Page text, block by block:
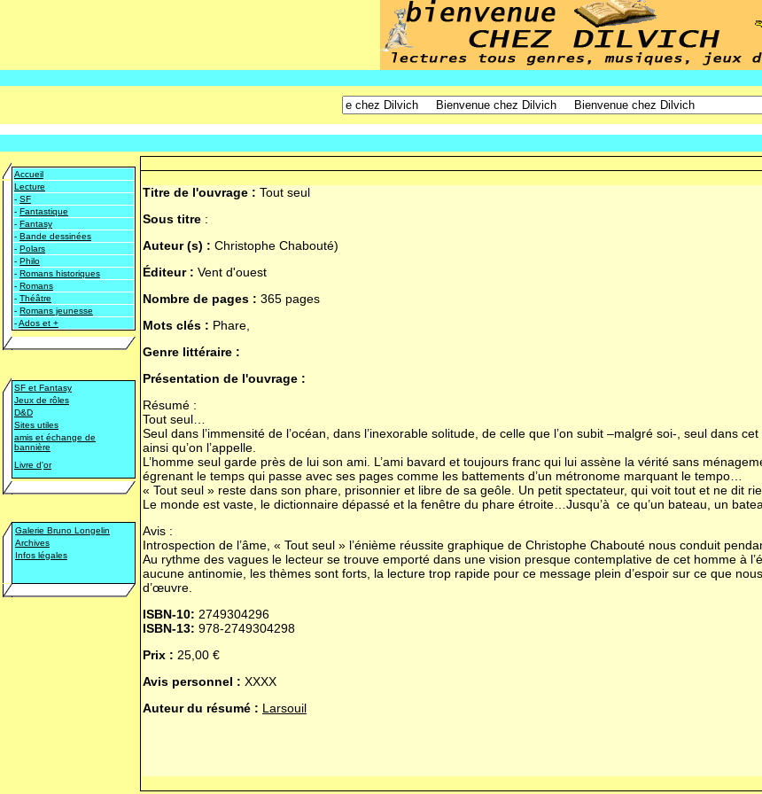
Accueil
Lecture
- SF
- Fantastique
- Fantasy
- Bande dessinées
- Polars
- Philo
- Romans historiques
- Romans
- Théâtre
- Romans jeunesse
-Ados et +
SF et Fantasy
Jeux de rôles
D&D
Sites utiles
amis et échange de
bannière
Livre d'or
Galerie Bruno Longelin
Archives
Infos légales
Titre de l'ouvrage : Tout seul
Sous titre :
Auteur (s) : Christophe Chabouté)
Éditeur : Vent d'ouest
Nombre de pages : 365 pages
Mots clés : Phare,
Genre littéraire :
Présentation de l'ouvrage :
Résumé :
Tout seul…
Seul dans l’immensité de l’océan, dans l’inexorable solitude, de celle que l’on subit –malgré soi-, seul dans
ainsi qu’on l’appelle.
L’homme seul garde près de lui son ami. L’ami bavard et toujours franc qui lui assène la vérité sans
égrenant le temps qui passe avec ses pages comme les battements d’un métronome marquant le tempo…
« Tout seul » reste dans son phare, prisonnier et libre de sa geôle. Un petit spectateur, qui voit tout et ne dit
Le monde est vaste, le dictionnaire dépassé et la fenêtre du phare étroite…Jusqu’à ce qu’un bateau, un
Avis :
Introspection de l’âme, « Tout seul » l’énième réussite graphique de Christophe Chabouté nous conduit
Au rythme des vagues le lecteur se trouve emporté dans une vision presque contemplative de cet homme à
aucune antinomie, les thèmes sont forts, la lecture trop rapide pour ce message plein d’espoir sur ce que
d’œuvre.
ISBN-10: 2749304296
ISBN-13: 978-2749304298
Prix : 25,00 €
Avis personnel : XXXX
Auteur du résumé : Larsouil